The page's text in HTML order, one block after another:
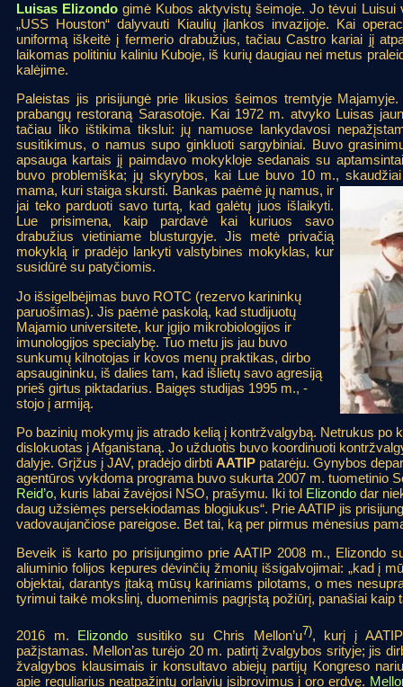
Luisas Elizondo gimė Kubos aktyvistų šeimoje. Jo tėvui
„USS Houston“ dalyvauti Kiaulių įlankos invazijoje. Kai
uniformą iškeitė į fermerio drabužius, tačiau Castro kariai jį
laikomas politiniu kaliniu Kuboje, iš kurių daugiau nei metus
kalėjime.
Paleistas jis prisijungė prie likusios šeimos tremtyje
prabangų restoraną Sarasotoje. Kai 1972 m. atvyko Luisas
tačiau liko ištikima tikslui: jų namuose lankydavosi
susitikimus, o namus supo ginkluoti sargybiniai. Buvo
apsauga kartais jį paimdavo mokykloje sedanais su
buvo problemiška; jų skyrybos, kai Lue buvo 10 m.,
mama, kuri staiga skursti. Bankas paėmė jų namus, ir
jai teko parduoti savo turtą, kad galėtų juos išlaikyti.
Lue prisimena, kaip pardavė kai kuriuos savo
drabužius vietiniame blusturgyje. Jis metė privačią
mokyklą ir pradėjo lankyti valstybines mokyklas, kur
susidūrė su patyčiomis.
Jo išsigelbėjimas buvo ROTC (rezervo karininkų
paruošimas). Jis paėmė paskolą, kad studijuotų
Majamio universitete, kur įgijo mikrobiologijos ir
imunologijos specialybę. Tuo metu jis jau buvo
sunkumų kilnotojas ir kovos menų praktikas, dirbo
apsaugininku, iš dalies tam, kad išlietų savo agresiją
prieš girtus piktadarius. Baigęs studijas 1995 m., -
stojo į armiją.
Po bazinių mokymų jis atrado kelią į kontržvalgybą. Netrukus po
dislokuotas į Afganistaną. Jo užduotis buvo koordinuoti
dalyje. Grįžus į JAV, pradėjo dirbti AATIP patarėju. Gynybos
agentūros vykdoma programa buvo sukurta 2007 m. tuometinio
Reid’o, kuris labai žavėjosi NSO, prašymu. Iki tol Elizondo dar
daug užsiėmęs persekiodamas blogiukus“. Prie AATIP jis
vadovaujančiose pareigose. Bet tai, ką per pirmus mėnesius
Beveik iš karto po prisijungimo prie AATIP 2008 m., Elizondo
aliuminio folijos kepures dėvinčių žmonių išsigalvojimai: „kad į
objektai, darantys įtaką mūsų kariniams pilotams, o mes
tyrimui taikė mokslinį, duomenimis pagrįstą požiūrį, panašiai kaip
2016 m. Elizondo susitiko su Chris Mellon’u7), kurį į
pažįstamas. Mellon’as turėjo 20 m. patirtį žvalgybos srityje; jis
žvalgybos klausimais ir konsultavo abiejų partijų Kongreso
apie reguliarius neatpažintų orlaivių įsibrovimus į oro erdvę.